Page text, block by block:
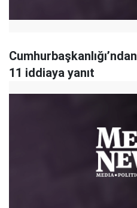
11 iddiaya yanıt